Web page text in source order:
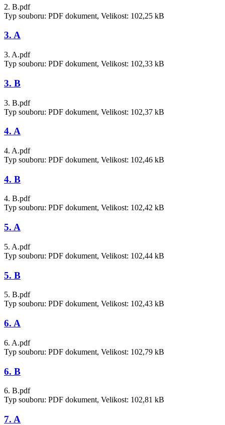
2. B.pdf
Typ souboru: PDF dokument, Velikost: 102,25 kB
3. A
3. A.pdf
Typ souboru: PDF dokument, Velikost: 102,33 kB
3. B
3. B.pdf
Typ souboru: PDF dokument, Velikost: 102,37 kB
4. A
4. A.pdf
Typ souboru: PDF dokument, Velikost: 102,46 kB
4. B
4. B.pdf
Typ souboru: PDF dokument, Velikost: 102,42 kB
5. A
5. A.pdf
Typ souboru: PDF dokument, Velikost: 102,44 kB
5. B
5. B.pdf
Typ souboru: PDF dokument, Velikost: 102,43 kB
6. A
6. A.pdf
Typ souboru: PDF dokument, Velikost: 102,79 kB
6. B
6. B.pdf
Typ souboru: PDF dokument, Velikost: 102,81 kB
7. A